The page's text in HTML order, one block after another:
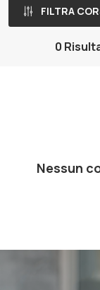
FILTRA
0
Nessun